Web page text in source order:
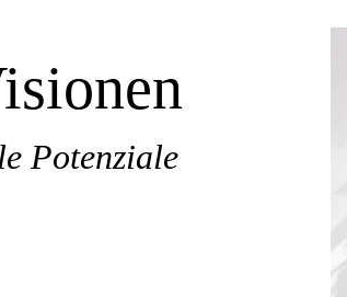
Potenziale